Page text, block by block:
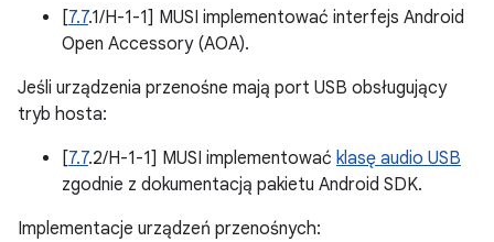
[7.7.1/H-1-1] MUSI implementować interfejs Android
Open Accessory (AOA).
Jeśli urządzenia przenośne mają port USB obsługujący
tryb hosta:
[7.7.2/H-1-1] MUSI implementować klasę audio USB
zgodnie z dokumentacją pakietu Android SDK.
Implementacje urządzeń przenośnych: